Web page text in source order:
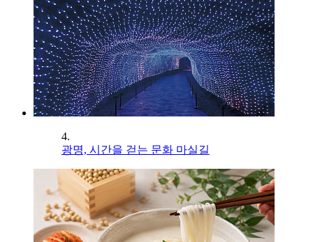
4.
광명, 시간을 걷는 문화 마실길